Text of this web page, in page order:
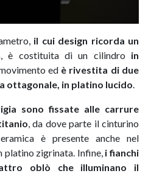
il cui design ricorda un
, è costituita di un cilindro in
ed è rivestita di due
ottagonale, in platino lucido.
sono fissate alle carrure
, da dove parte il cinturino
è presente anche nel
platino zigrinata. Infine, i fianchi
oblò che illuminano il